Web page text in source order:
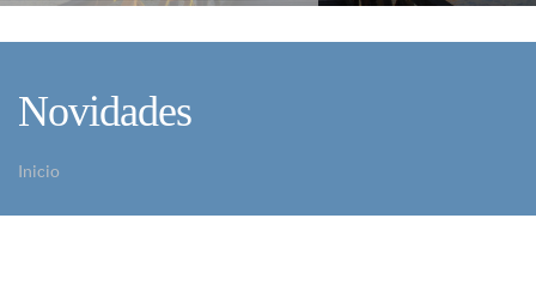
Novidades
Inicio